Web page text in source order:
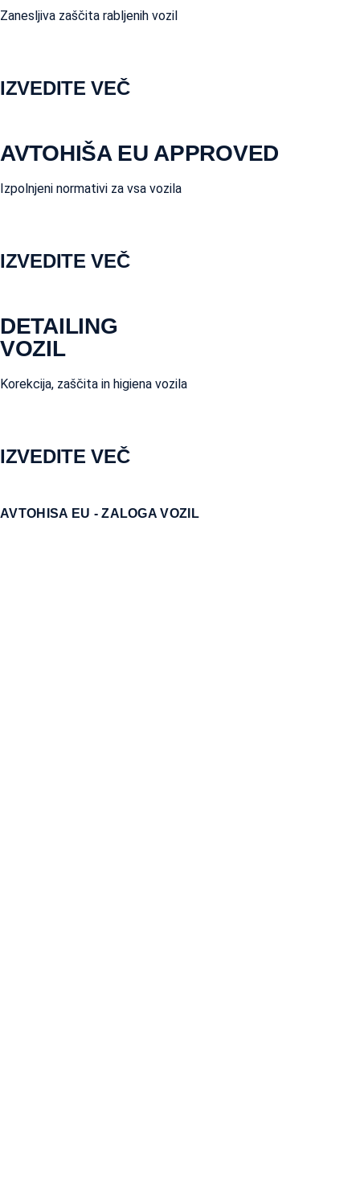
Zanesljiva zaščita rabljenih vozil
IZVEDITE VEČ
AVTOHIŠA EU APPROVED
Izpolnjeni normativi za vsa vozila
IZVEDITE VEČ
DETAILING
VOZIL
Korekcija, zaščita in higiena vozila
IZVEDITE VEČ
AVTOHISA EU - ZALOGA VOZIL